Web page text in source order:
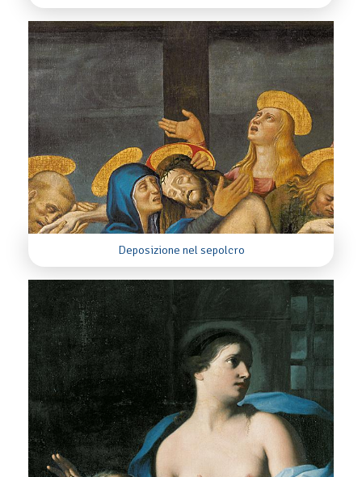
Deposizione nel sepolcro